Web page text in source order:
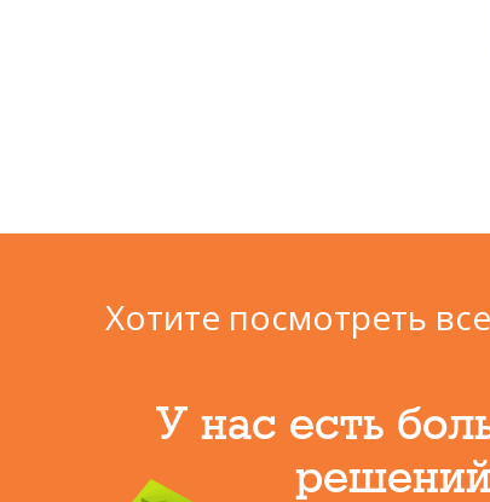
Хотите посмотреть
У нас есть